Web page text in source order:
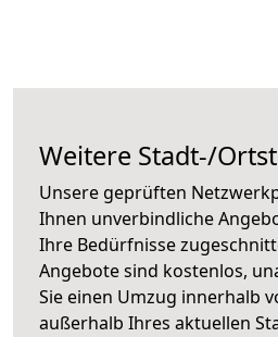
Weitere Stadt-/
Unsere geprüften
Ihnen unverbindliche
Ihre Bedürfnisse
Angebote sind kostenlos,
Sie einen Umzug innerhalb
außerhalb Ihres aktuellen